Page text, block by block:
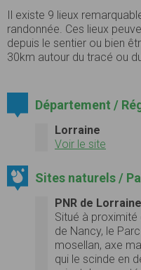
Il existe 9 lieux
randonnée. Ces lieux
depuis le sentier ou bien
30km autour du tracé ou
Département /
Lorraine
Voir le site
Sites naturels /
PNR de Lorraine
Situé à
de Nancy, le
mosellan, axe
qui le scinde en